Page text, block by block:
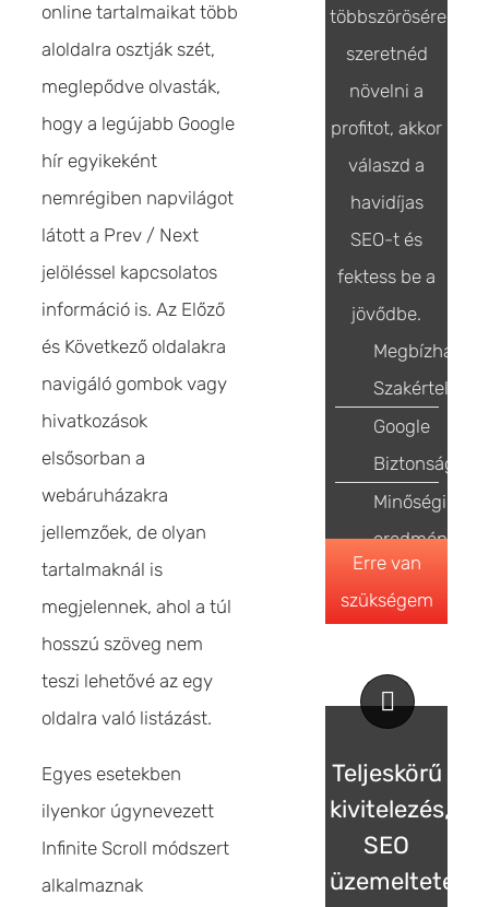
online tartalmaikat több
aloldalra osztják szét,
meglepődve olvasták,
hogy a legújabb Google
hír egyikeként
nemrégiben napvilágot
látott a Prev / Next
jelöléssel kapcsolatos
információ is. Az Előző
és Következő oldalakra
navigáló gombok vagy
hivatkozások
elsősorban a
webáruházakra
jellemzőek, de olyan
tartalmaknál is
megjelennek, ahol a túl
hosszú szöveg nem
teszi lehetővé az egy
oldalra való listázást.
Egyes esetekben
ilyenkor úgynevezett
Infinite Scroll módszert
alkalmaznak
többszörösére
szeretnéd
növelni a
profitot, akkor
válaszd a
havidíjas
SEO-t és
fektess be a
jövődbe.
Megbízható
Szakértelem
Google
Biztonság
Minőségi
eredmények
Erre van
szükségem
Teljeskörű
kivitelezés,
SEO
üzemeltetés